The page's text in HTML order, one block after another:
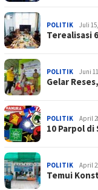
POLITIK Juli
Terealisasi
POLITIK Juni
Gelar
POLITIK April
10 Parpol
POLITIK April
Temui